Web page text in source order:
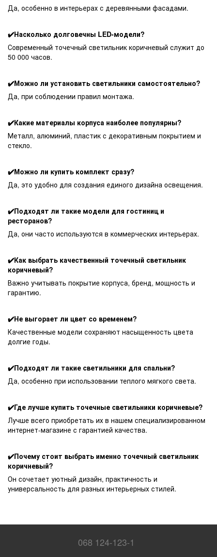
Да, особенно в интерьерах с деревянными фасадами.
✔️Насколько долговечны LED-модели?
Современный точечный светильник коричневый служит до
50 000 часов.
✔️Можно ли установить светильники самостоятельно?
Да, при соблюдении правил монтажа.
✔️Какие материалы корпуса наиболее популярны?
Металл, алюминий, пластик с декоративным покрытием и
стекло.
✔️Можно ли купить комплект сразу?
Да, это удобно для создания единого дизайна освещения.
✔️Подходят ли такие модели для гостиниц и
ресторанов?
Да, они часто используются в коммерческих интерьерах.
✔️Как выбрать качественный точечный светильник
коричневый?
Важно учитывать покрытие корпуса, бренд, мощность и
гарантию.
✔️Не выгорает ли цвет со временем?
Качественные модели сохраняют насыщенность цвета
долгие годы.
✔️Подходят ли такие светильники для спальни?
Да, особенно при использовании теплого мягкого света.
✔️Где лучше купить точечные светильники коричневые?
Лучше всего приобретать их в нашем специализированном
интернет-магазине с гарантией качества.
✔️Почему стоит выбрать именно точечный светильник
коричневый?
Он сочетает уютный дизайн, практичность и
универсальность для разных интерьерных стилей.
068 124-123-1